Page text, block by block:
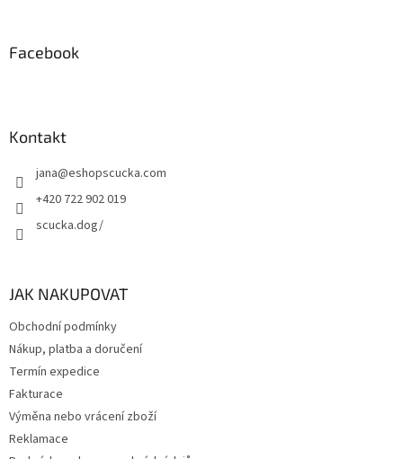
Facebook
Kontakt
jana@eshopscucka.com
+420 722 902 019
scucka.dog/
JAK NAKUPOVAT
Obchodní podmínky
Nákup, platba a doručení
Termín expedice
Fakturace
Výměna nebo vrácení zboží
Reklamace